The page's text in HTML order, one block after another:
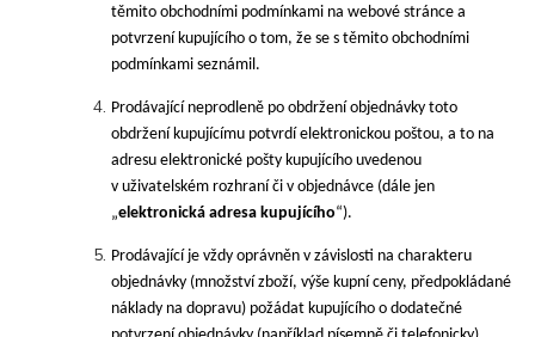
těmito obchodními podmínkami na webové stránce a
potvrzení kupujícího o tom, že se s těmito obchodními
podmínkami seznámil.
Prodávající neprodleně po obdržení objednávky toto
obdržení kupujícímu potvrdí elektronickou poštou, a to na
adresu elektronické pošty kupujícího uvedenou
v uživatelském rozhraní či v objednávce (dále jen
„elektronická adresa kupujícího“).
Prodávající je vždy oprávněn v závislosti na charakteru
objednávky (množství zboží, výše kupní ceny, předpokládané
náklady na dopravu) požádat kupujícího o dodatečné